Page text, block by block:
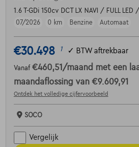
1.6 T-GDi 150cv DCT LX NAVI / FULL LED
07/2026
0 km Benzine Automaat
€30.498 1 ✓ BTW aftrekbaar
Vanaf €460,51 /maand met een
maandaflossing van €9.609,91
Ontdek het volledige cijfervoorbeeld
SOCO
Vergelijk